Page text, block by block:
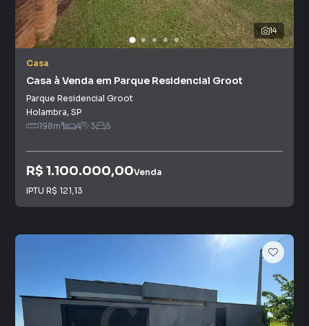
14
Casa
Casa à Venda em Parque Residencial Groot
Parque Residencial Groot
Holambra, SP
198m² 4 3 5
R$ 1.100.000,00Venda
IPTU R$ 121,13